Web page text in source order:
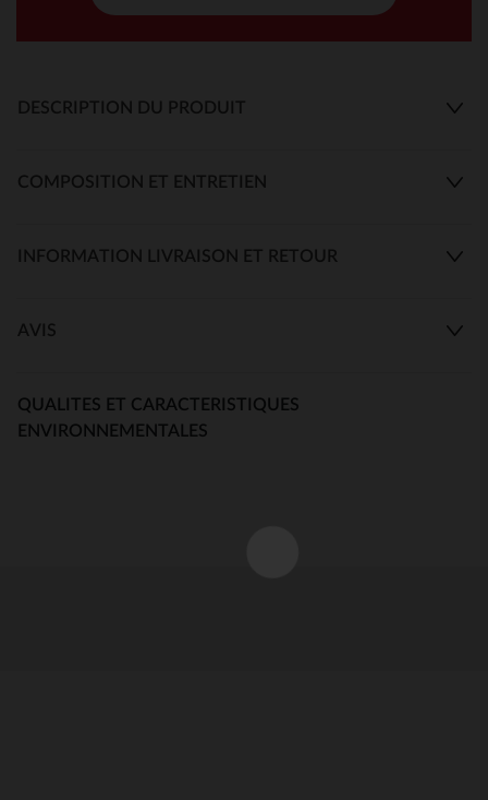
DESCRIPTION DU PRODUIT
COMPOSITION ET ENTRETIEN
INFORMATION LIVRAISON ET RETOUR
AVIS
QUALITES ET CARACTERISTIQUES
ENVIRONNEMENTALES